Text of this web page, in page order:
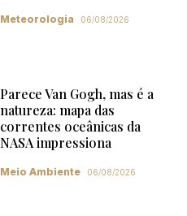
Meteorologia 06/08/2026
Parece Van Gogh, mas é a
natureza: mapa das
correntes oceânicas da
NASA impressiona
Meio Ambiente 06/08/2026